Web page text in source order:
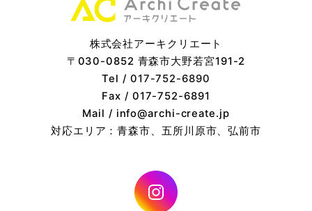
株式会社アーキクリエート
〒030-0852 青森市大野若宮191-2
Tel / 017-752-6890
Fax / 017-752-6891
Mail / info@archi-create.jp
対応エリア：青森市、五所川原市、弘前市